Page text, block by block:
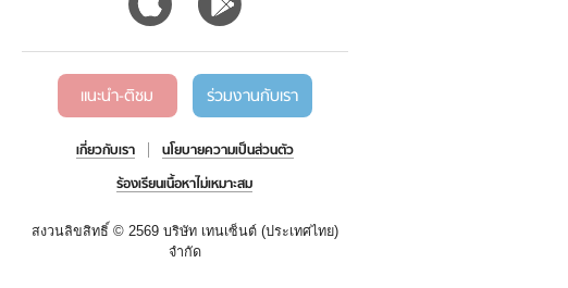
แนะนำ-ติชม ร่วมงานกับเรา
เกี่ยวกับเรา
นโยบายความเป็นส่วนตัว
ร้องเรียนเนื้อหาไม่เหมาะสม
สงวนลิขสิทธิ์ © 2569 บริษัท เทนเซ็นต์ (ประเทศไทย)
จำกัด